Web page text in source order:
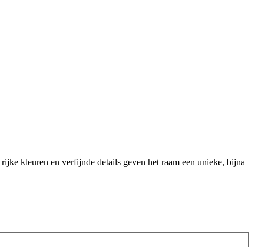
kleuren en verfijnde details geven het raam een unieke, bijna